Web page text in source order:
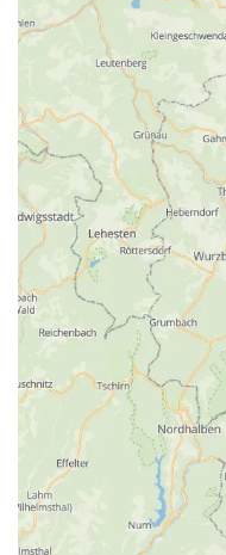
Restaurant in